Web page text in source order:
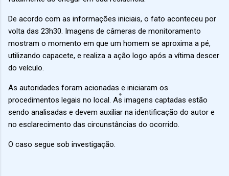
De acordo com as informações iniciais, o fato aconteceu por
volta das 23h30. Imagens de câmeras de monitoramento
mostram o momento em que um homem se aproxima a pé,
utilizando capacete, e realiza a ação logo após a vítima descer
do veículo.
As autoridades foram acionadas e iniciaram os
procedimentos legais no local. As imagens captadas estão
sendo analisadas e devem auxiliar na identificação do autor e
no esclarecimento das circunstâncias do ocorrido.
O caso segue sob investigação.